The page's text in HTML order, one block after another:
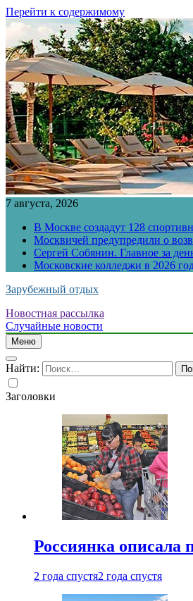
Перейти к содержимому
7 августа, 2026
В Москве создадут 128
Москвичей предупредили о
Сергей Собянин. Главное за
Московские колледжи в 2026
Зарубежный отдых
Новостная рассылка
Случайные новости
Меню
Найти:
Заголовки
Россиянка описала
2 года спустя2 года спустя